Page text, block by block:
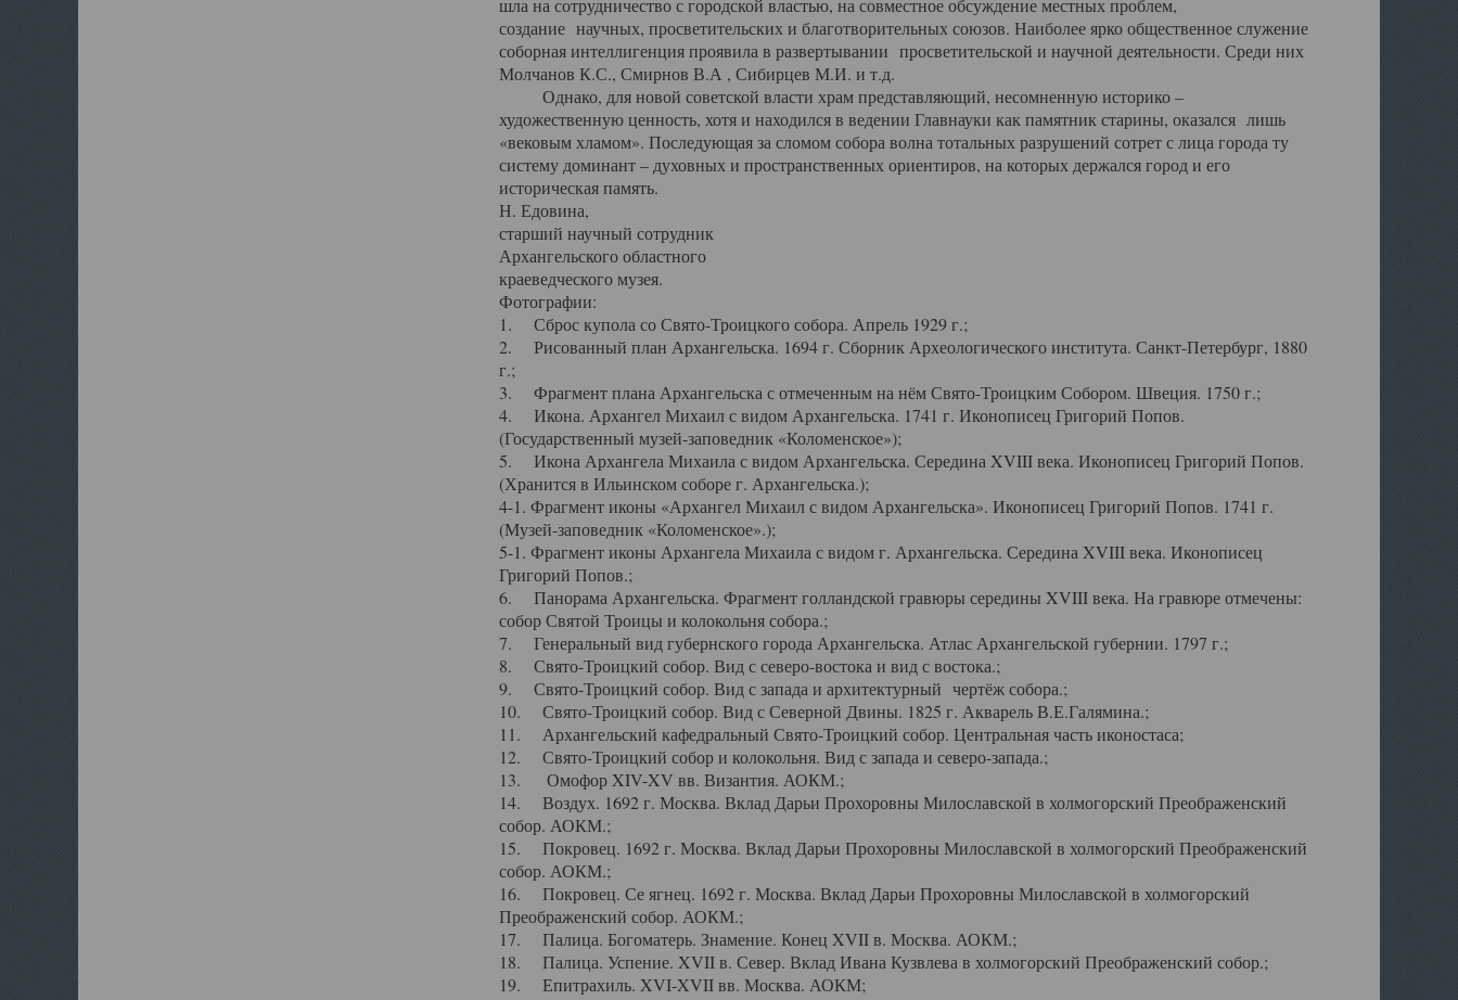
шла на сотрудничество с городской властью, на совместное обсуждение местных проблем,
создание научных, просветительских и благотворительных союзов. Наиболее ярко общественное служение
соборная интеллигенция проявила в развертывании просветительской и научной деятельности. Среди них
Молчанов К.С., Смирнов В.А , Сибирцев М.И. и т.д.
Однако, для новой советской власти храм представляющий, несомненную историко –
художественную ценность, хотя и находился в ведении Главнауки как памятник старины, оказался лишь
«вековым хламом». Последующая за сломом собора волна тотальных разрушений сотрет с лица города ту
систему доминант – духовных и пространственных ориентиров, на которых держался город и его
историческая память.
Н. Едовина,
старший научный сотрудник
Архангельского областного
краеведческого музея.
Фотографии:
1. Сброс купола со Свято-Троицкого собора. Апрель 1929 г.;
2. Рисованный план Архангельска. 1694 г. Сборник Археологического института. Санкт-Петербург, 1880
г.;
3. Фрагмент плана Архангельска с отмеченным на нём Свято-Троицким Собором. Швеция. 1750 г.;
4. Икона. Архангел Михаил с видом Архангельска. 1741 г. Иконописец Григорий Попов.
(Государственный музей-заповедник «Коломенское»);
5. Икона Архангела Михаила с видом Архангельска. Середина XVIII века. Иконописец Григорий Попов.
(Хранится в Ильинском соборе г. Архангельска.);
4-1. Фрагмент иконы «Архангел Михаил с видом Архангельска». Иконописец Григорий Попов. 1741 г.
(Музей-заповедник «Коломенское».);
5-1. Фрагмент иконы Архангела Михаила с видом г. Архангельска. Середина XVIII века. Иконописец
Григорий Попов.;
6. Панорама Архангельска. Фрагмент голландской гравюры середины XVIII века. На гравюре отмечены:
собор Святой Троицы и колокольня собора.;
7. Генеральный вид губернского города Архангельска. Атлас Архангельской губернии. 1797 г.;
8. Свято-Троицкий собор. Вид с северо-востока и вид с востока.;
9. Свято-Троицкий собор. Вид с запада и архитектурный чертёж собора.;
10. Свято-Троицкий собор. Вид с Северной Двины. 1825 г. Акварель В.Е.Галямина.;
11. Архангельский кафедральный Свято-Троицкий собор. Центральная часть иконостаса;
12. Свято-Троицкий собор и колокольня. Вид с запада и северо-запада.;
13. Омофор XIV-XV вв. Византия. АОКМ.;
14. Воздух. 1692 г. Москва. Вклад Дарьи Прохоровны Милославской в холмогорский Преображенский
собор. АОКМ.;
15. Покровец. 1692 г. Москва. Вклад Дарьи Прохоровны Милославской в холмогорский Преображенский
собор. АОКМ.;
16. Покровец. Се ягнец. 1692 г. Москва. Вклад Дарьи Прохоровны Милославской в холмогорский
Преображенский собор. АОКМ.;
17. Палица. Богоматерь. Знамение. Конец XVII в. Москва. АОКМ.;
18. Палица. Успение. XVII в. Север. Вклад Ивана Кузвлева в холмогорский Преображенский собор.;
19. Епитрахиль. XVI-XVII вв. Москва. АОКМ;